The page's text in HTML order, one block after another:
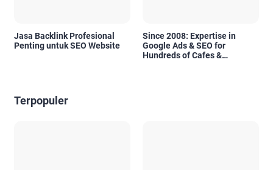
Jasa Backlink Profesional
Penting untuk SEO Website
Since 2008: Expertise in
Google Ads & SEO for
Hundreds of Cafes &
Terpopuler